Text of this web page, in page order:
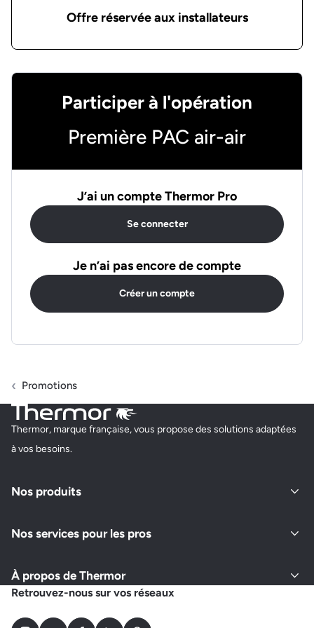
Offre réservée aux installateurs
Participer à l'opération
Première PAC air-air
J’ai un compte Thermor Pro
Se connecter
Je n’ai pas encore de compte
Créer un compte
Promotions
Thermor, marque française, vous propose des solutions adaptées
à vos besoins.
Nos produits
Nos services pour les pros
À propos de Thermor
Retrouvez-nous sur vos réseaux